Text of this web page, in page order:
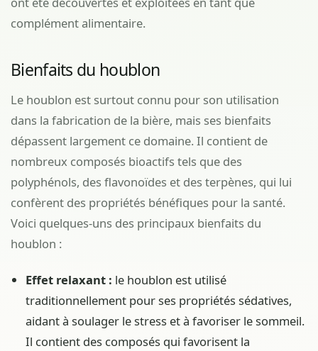
complément alimentaire.
Bienfaits du houblon
Le houblon est surtout connu pour son utilisation
dans la fabrication de la bière, mais ses bienfaits
dépassent largement ce domaine. Il contient de
nombreux composés bioactifs tels que des
polyphénols, des flavonoïdes et des terpènes, qui lui
confèrent des propriétés bénéfiques pour la santé.
Voici quelques-uns des principaux bienfaits du
houblon :
Effet relaxant : le houblon est utilisé
traditionnellement pour ses propriétés sédatives,
aidant à soulager le stress et à favoriser le sommeil.
Il contient des composés qui favorisent la